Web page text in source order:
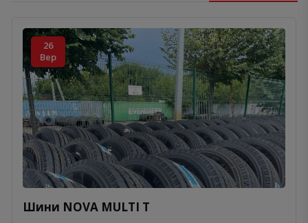
26
Вер
Шини NOVA MULTI T